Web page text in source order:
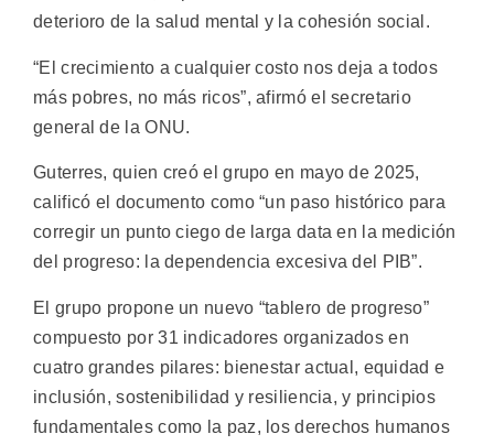
deterioro de la salud mental y la cohesión social.
“El crecimiento a cualquier costo nos deja a todos
más pobres, no más ricos”, afirmó el secretario
general de la ONU.
Guterres, quien creó el grupo en mayo de 2025,
calificó el documento como “un paso histórico para
corregir un punto ciego de larga data en la medición
del progreso: la dependencia excesiva del PIB”.
El grupo propone un nuevo “tablero de progreso”
compuesto por 31 indicadores organizados en
cuatro grandes pilares: bienestar actual, equidad e
inclusión, sostenibilidad y resiliencia, y principios
fundamentales como la paz, los derechos humanos